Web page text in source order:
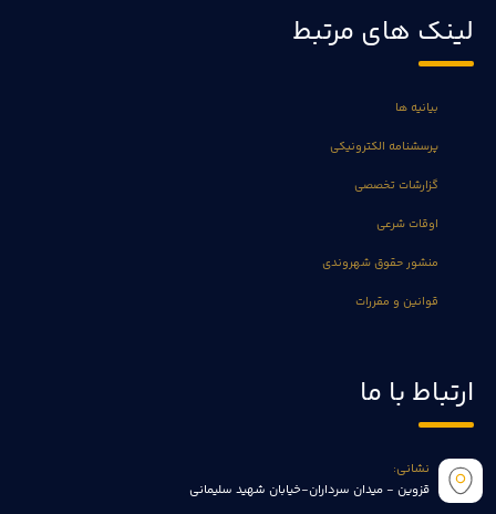
لینک های مرتبط
بیانیه ها
پرسشنامه الکترونیکی
گزارشات تخصصی
اوقات شرعی
منشور حقوق شهروندی
قوانین و مقررات
ارتباط با ما
نشانی:
قزوین - میدان سرداران-خیابان شهید سلیمانی